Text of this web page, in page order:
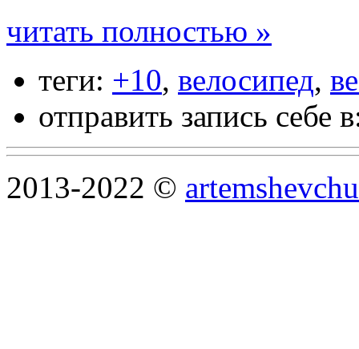
читать полностью »
теги: +10, велосипед,
отправить запись себе
2013-2022 ©